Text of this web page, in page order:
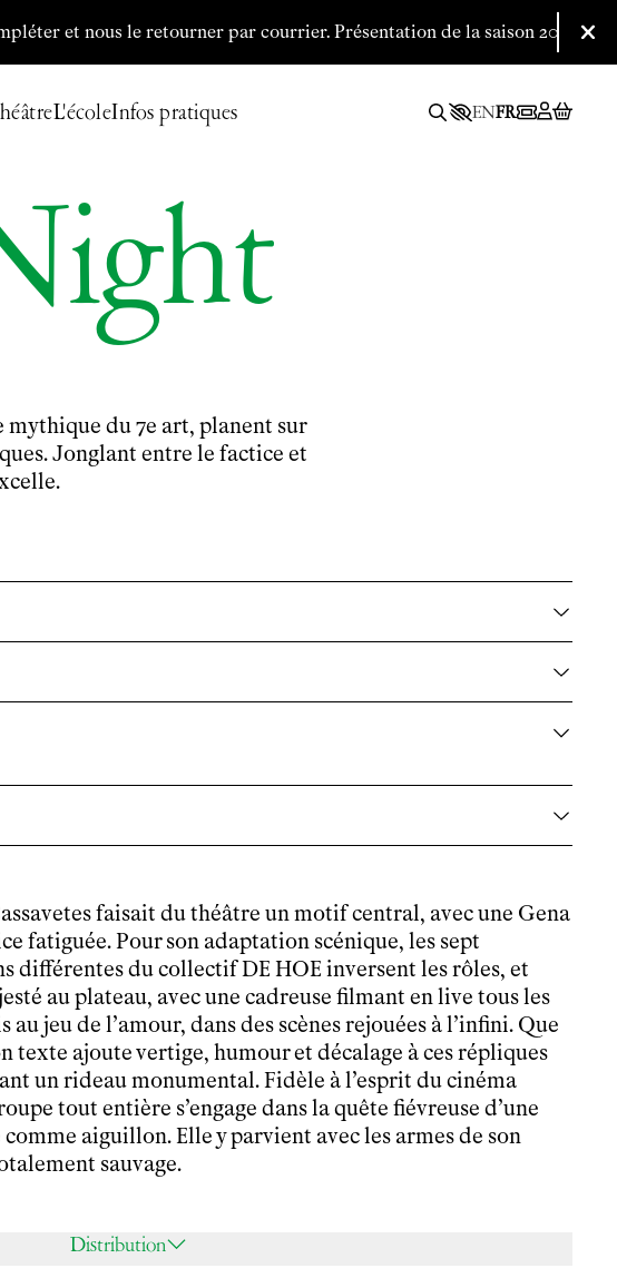
le retourner par courrier.Présentation de la saison 2026/2027 le 09
L'écoleInfos pratiques ENFR
mythique du 7e art, planent sur
Jonglant entre le factice et
faisait du théâtre un motif central, avec une Gena
fatiguée. Pour son adaptation scénique, les sept
différentes du collectif DE HOE inversent les rôles, et
au plateau, avec une cadreuse filmant en live tous les
jeu de l’amour, dans des scènes rejouées à l’infini. Que
texte ajoute vertige, humour et décalage à ces répliques
un rideau monumental. Fidèle à l’esprit du cinéma
tout entière s’engage dans la quête fiévreuse d’une
aiguillon. Elle y parvient avec les armes de son
sauvage.
Distribution